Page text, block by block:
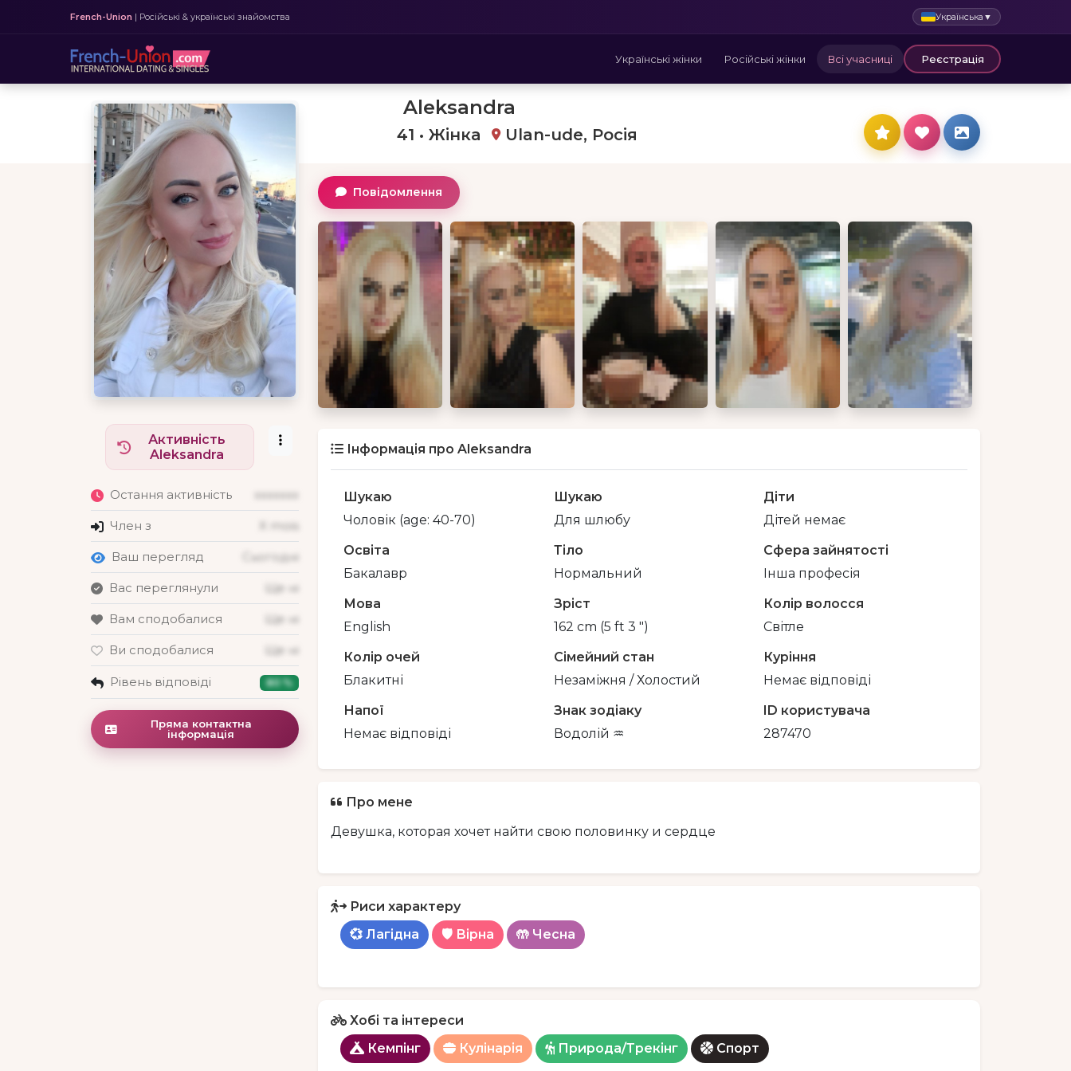
French-Union | Російські & українські знайомства Українська ▼
Українські жінки Російські жінки Всі учасниці Реєстрація
Aleksandra
41 • Жінка Ulan-ude, Росія
Активність
Aleksandra
Остання активність xxxxxxx
Член з X mois
Ваш перегляд Сьогодні
Вас переглянули Ще ні
Вам сподобалися Ще ні
Ви сподобалися Ще ні
Рівень відповіді 80 %
Пряма контактна
інформація
Повідомлення
Інформація про Aleksandra
Шукаю
Чоловік (age: 40-70)
Шукаю
Для шлюбу
Діти
Дітей немає
Освіта
Бакалавр
Тіло
Нормальний
Сфера зайнятості
Інша професія
Мова
English
Зріст
162 cm (5 ft 3 ")
Колір волосся
Світле
Колір очей
Блакитні
Сімейний стан
Незаміжня / Холостий
Куріння
Немає відповіді
Напої
Немає відповіді
Знак зодіаку
Водолій ♒️
ID користувача
287470
Про мене
Девушка, которая хочет найти свою половинку и сердце
Риси характеру
💞 Лагідна
🛡️ Вірна 🤲 Чесна
Хобі та інтереси
Кемпінг
Кулінарія Природа/Трекінг Спорт